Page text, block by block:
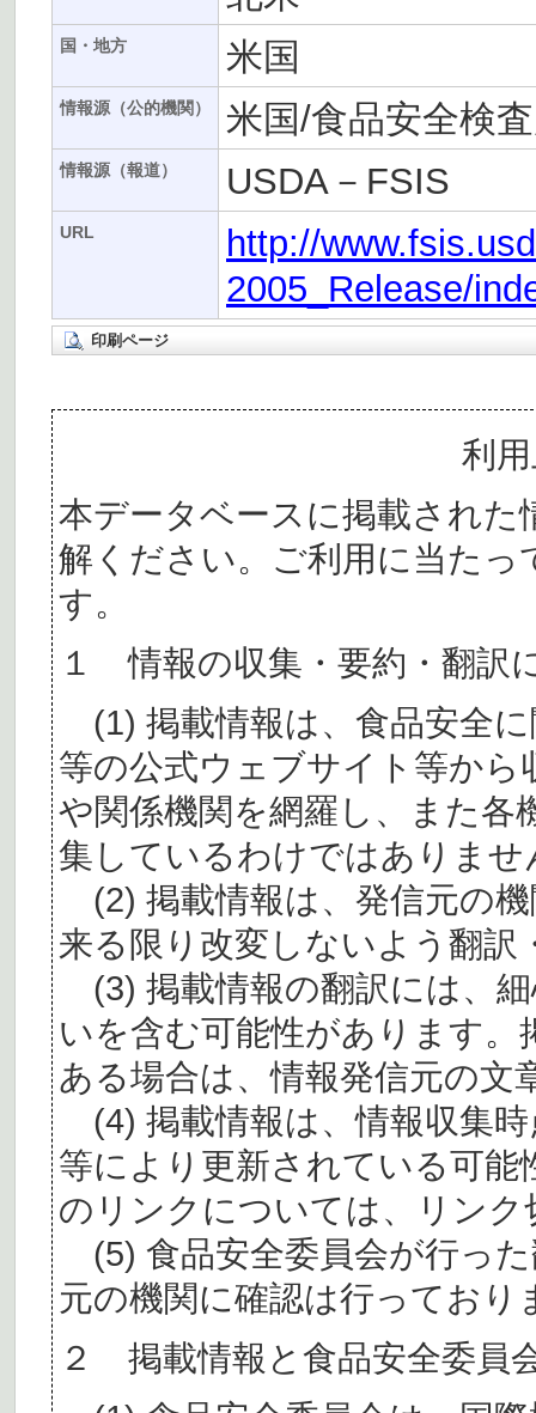
国・地方 米国
情報源（公的機関） 米国/食品安全検
情報源（報道） USDA－FSIS
URL
http://
2005_Release/
印刷ページ
利
本データベースに掲載された
解ください。ご利用に当た
す。
１ 情報の収集・要約・翻訳
(1) 掲載情報は、食品安全
等の公式ウェブサイト等か
や関係機関を網羅し、また各
集しているわけではありませ
(2) 掲載情報は、発信元の
来る限り改変しないよう翻訳
(3) 掲載情報の翻訳には、
いを含む可能性があります。
ある場合は、情報発信元の文
(4) 掲載情報は、情報収集
等により更新されている可
のリンクについては、リン
(5) 食品安全委員会が行っ
元の機関に確認は行っており
２ 掲載情報と食品安全委員